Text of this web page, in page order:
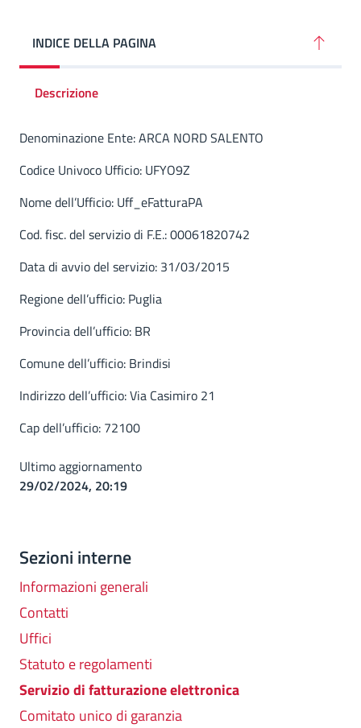
INDICE DELLA PAGINA
Descrizione
Descrizione
Denominazione Ente: ARCA NORD SALENTO
Codice Univoco Ufficio: UFYO9Z
Nome dell’Ufficio: Uff_eFatturaPA
Cod. fisc. del servizio di F.E.: 00061820742
Data di avvio del servizio: 31/03/2015
Regione dell’ufficio: Puglia
Provincia dell’ufficio: BR
Comune dell’ufficio: Brindisi
Indirizzo dell’ufficio: Via Casimiro 21
Cap dell’ufficio: 72100
Ultimo aggiornamento
29/02/2024, 20:19
Sezioni interne
Informazioni generali
Contatti
Uffici
Statuto e regolamenti
Servizio di fatturazione elettronica
Comitato unico di garanzia